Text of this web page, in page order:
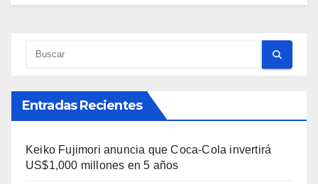
Entradas Recientes
Keiko Fujimori anuncia que Coca-Cola invertirá
US$1,000 millones en 5 años